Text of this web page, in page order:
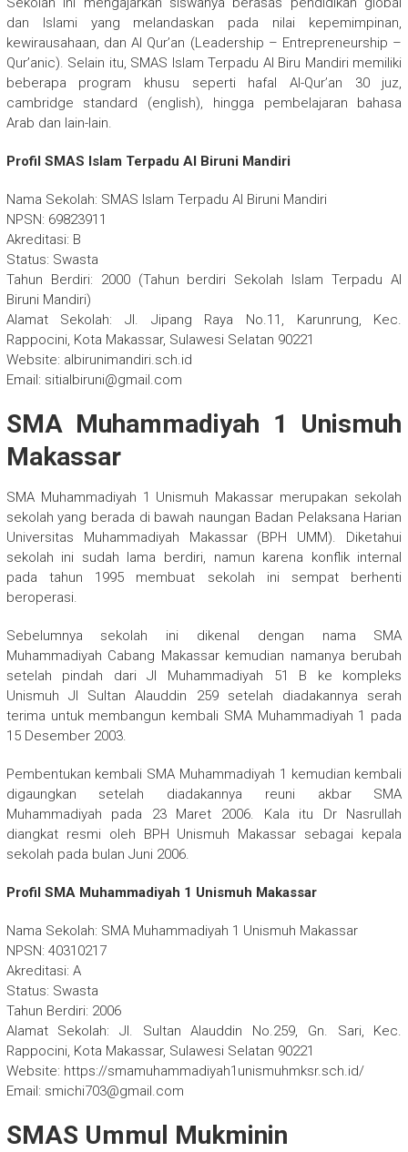
dan Islami yang melandaskan pada nilai kepemimpinan,
kewirausahaan, dan Al Qur’an (Leadership – Entrepreneurship –
Qur’anic). Selain itu, SMAS Islam Terpadu Al Biru Mandiri memiliki
beberapa program khusu seperti hafal Al-Qur’an 30 juz,
cambridge standard (english), hingga pembelajaran bahasa
Arab dan lain-lain.
Profil SMAS Islam Terpadu Al Biruni Mandiri
Nama Sekolah: SMAS Islam Terpadu Al Biruni Mandiri
NPSN: 69823911
Akreditasi: B
Status: Swasta
Tahun Berdiri: 2000 (Tahun berdiri Sekolah Islam Terpadu Al
Biruni Mandiri)
Alamat Sekolah: Jl. Jipang Raya No.11, Karunrung, Kec.
Rappocini, Kota Makassar, Sulawesi Selatan 90221
Website: albirunimandiri.sch.id
Email: sitialbiruni@gmail.com
SMA Muhammadiyah 1 Unismuh
Makassar
SMA Muhammadiyah 1 Unismuh Makassar merupakan sekolah
sekolah yang berada di bawah naungan Badan Pelaksana Harian
Universitas Muhammadiyah Makassar (BPH UMM). Diketahui
sekolah ini sudah lama berdiri, namun karena konflik internal
pada tahun 1995 membuat sekolah ini sempat berhenti
beroperasi.
Sebelumnya sekolah ini dikenal dengan nama SMA
Muhammadiyah Cabang Makassar kemudian namanya berubah
setelah pindah dari Jl Muhammadiyah 51 B ke kompleks
Unismuh Jl Sultan Alauddin 259 setelah diadakannya serah
terima untuk membangun kembali SMA Muhammadiyah 1 pada
15 Desember 2003.
Pembentukan kembali SMA Muhammadiyah 1 kemudian kembali
digaungkan setelah diadakannya reuni akbar SMA
Muhammadiyah pada 23 Maret 2006. Kala itu Dr Nasrullah
diangkat resmi oleh BPH Unismuh Makassar sebagai kepala
sekolah pada bulan Juni 2006.
Profil SMA Muhammadiyah 1 Unismuh Makassar
Nama Sekolah: SMA Muhammadiyah 1 Unismuh Makassar
NPSN: 40310217
Akreditasi: A
Status: Swasta
Tahun Berdiri: 2006
Alamat Sekolah: Jl. Sultan Alauddin No.259, Gn. Sari, Kec.
Rappocini, Kota Makassar, Sulawesi Selatan 90221
Website: https://smamuhammadiyah1unismuhmksr.sch.id/
Email: smichi703@gmail.com
SMAS Ummul Mukminin